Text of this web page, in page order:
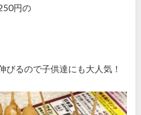
円の
びるので子供達にも大人気！